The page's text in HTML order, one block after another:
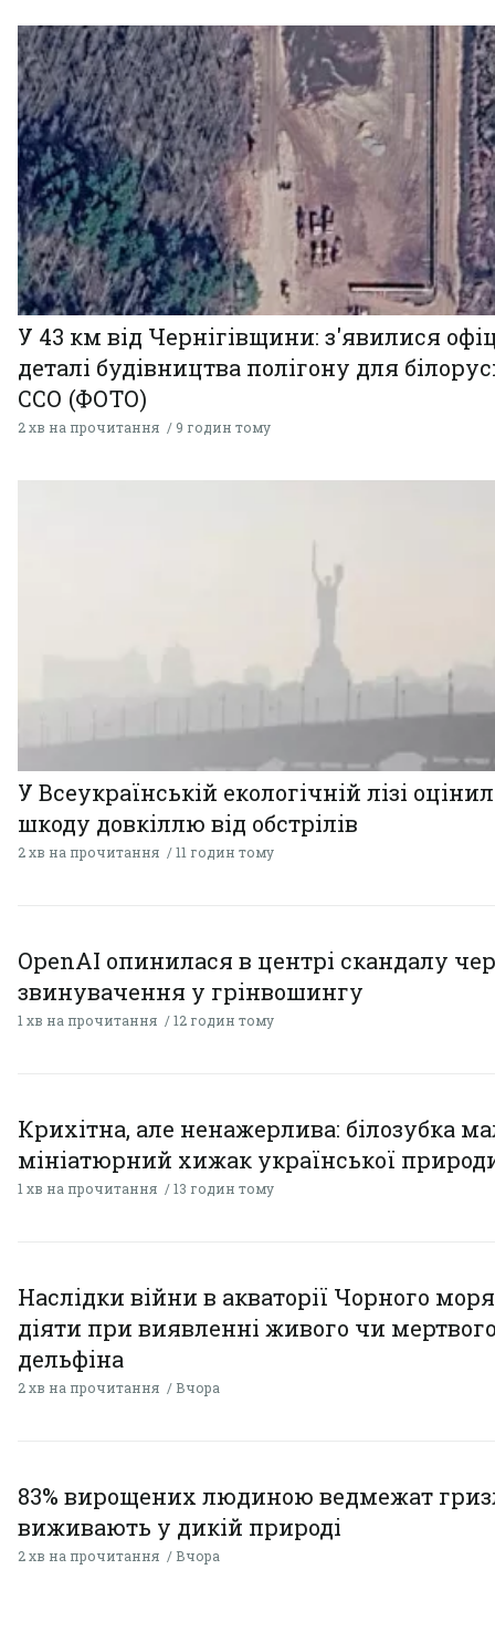
У 43 км від Чернігівщини: з'явилися
деталі будівництва полігону для
ССО (ФОТО)
2 хв на прочитання 9 годин тому
У Всеукраїнській екологічній лізі
шкоду довкіллю від обстрілів
2 хв на прочитання 11 годин тому
OpenAI опинилася в центрі скандалу
звинувачення у грінвошингу
1 хв на прочитання 12 годин тому
Крихітна, але ненажерлива: білозубка
мініатюрний хижак української
1 хв на прочитання 13 годин тому
Наслідки війни в акваторії Чорного
діяти при виявленні живого чи
дельфіна
2 хв на прочитання Вчора
83% вирощених людиною ведмежат
виживають у дикій природі
2 хв на прочитання Вчора